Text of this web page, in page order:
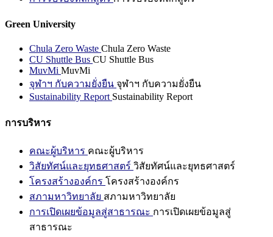
Green University
Chula Zero Waste Chula Zero Waste
CU Shuttle Bus CU Shuttle Bus
MuvMi MuvMi
จุฬาฯ กับความยั่งยืน จุฬาฯ กับความยั่งยืน
Sustainability Report Sustainability Report
การบริหาร
คณะผู้บริหาร คณะผู้บริหาร
วิสัยทัศน์และยุทธศาสตร์ วิสัยทัศน์และยุทธศาสตร์
โครงสร้างองค์กร โครงสร้างองค์กร
สภามหาวิทยาลัย สภามหาวิทยาลัย
การเปิดเผยข้อมูลสู่สาธารณะ การเปิดเผยข้อมูลสู่
สาธารณะ